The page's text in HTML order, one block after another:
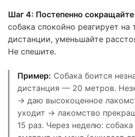
Шаг 4: Постепенно
собака спокойно реагирует на
дистанции, уменьшайте
Не спешите.
Пример: Собака боится
дистанция — 20 метров.
→ даю высокоценное
уходит → лакомство
15 раз. Через неделю: